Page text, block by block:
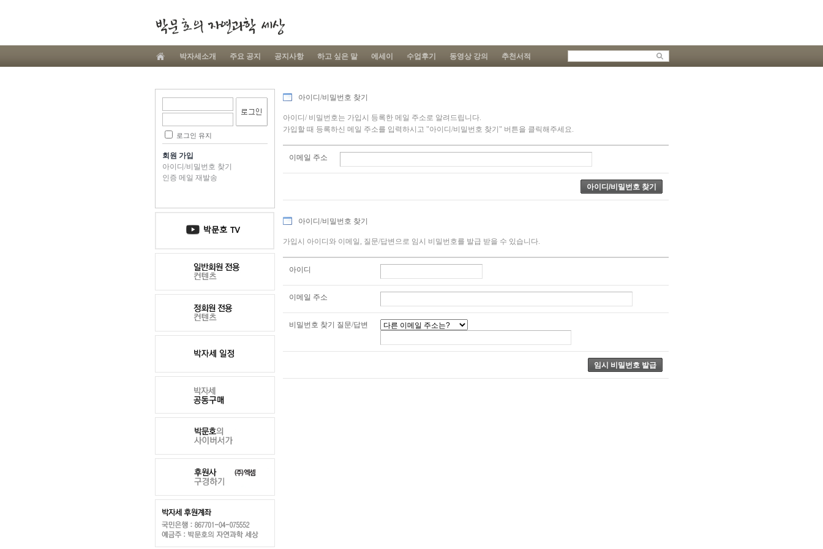
박자세소개 주요 공지 공지사항 하고 싶은 말 에세이 수업후기 동영상 강의 추천서적
로그인 유지
회원 가입
아이디/비밀번호 찾기
인증 메일 재발송
아이디/비밀번호 찾기
아이디/ 비밀번호는 가입시 등록한 메일 주소로 알려드립니다.
가입할 때 등록하신 메일 주소를 입력하시고 "아이디/비밀번호 찾기" 버튼을 클릭해주세요.
이메일 주소
아이디/비밀번호 찾기
가입시 아이디와 이메일, 질문/답변으로 임시 비밀번호를 발급 받을 수 있습니다.
아이디
이메일 주소
비밀번호 찾기 질문/답변